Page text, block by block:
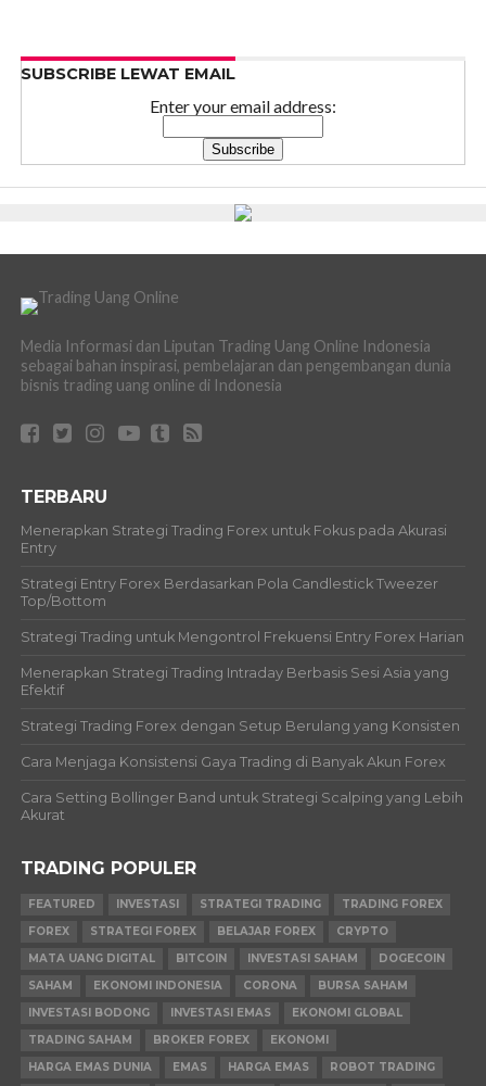
SUBSCRIBE LEWAT EMAIL
Enter your email address:
Media Informasi dan Liputan Trading Uang Online Indonesia
sebagai bahan inspirasi, pembelajaran dan pengembangan dunia
bisnis trading uang online di Indonesia
TERBARU
Menerapkan Strategi Trading Forex untuk Fokus pada Akurasi
Entry
Strategi Entry Forex Berdasarkan Pola Candlestick Tweezer
Top/Bottom
Strategi Trading untuk Mengontrol Frekuensi Entry Forex Harian
Menerapkan Strategi Trading Intraday Berbasis Sesi Asia yang
Efektif
Strategi Trading Forex dengan Setup Berulang yang Konsisten
Cara Menjaga Konsistensi Gaya Trading di Banyak Akun Forex
Cara Setting Bollinger Band untuk Strategi Scalping yang Lebih
Akurat
TRADING POPULER
FEATURED INVESTASI STRATEGI TRADING
TRADING FOREX
FOREX
STRATEGI FOREX BELAJAR FOREX
CRYPTO
MATA UANG DIGITAL
BITCOIN INVESTASI SAHAM
DOGECOIN
SAHAM
EKONOMI INDONESIA CORONA
BURSA SAHAM
INVESTASI BODONG
INVESTASI EMAS
EKONOMI GLOBAL
TRADING SAHAM
BROKER FOREX
EKONOMI
HARGA EMAS DUNIA
EMAS HARGA EMAS ROBOT TRADING